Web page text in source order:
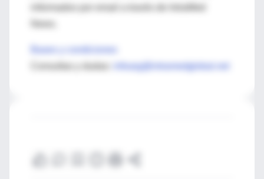
infoarg@intramedglobal.net